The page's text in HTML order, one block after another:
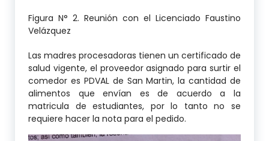
Figura N° 2. Reunión con el Licenciado Faustino
Velázquez
Las madres procesadoras tienen un certificado de
salud vigente, el proveedor asignado para surtir el
comedor es PDVAL de San Martin, la cantidad de
alimentos que envían es de acuerdo a la
matricula de estudiantes, por lo tanto no se
requiere hacer la nota para el pedido.